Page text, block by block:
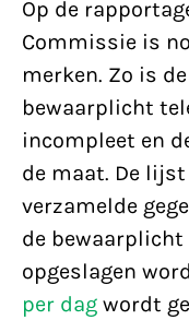
Op de
Commissie is
merken. Zo is
bewaarplicht
incompleet en
de maat. De
verzamelde
de bewaarplicht
opgeslagen
per dag wordt